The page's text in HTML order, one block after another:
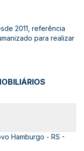
2011, referência
para realizar
Hamburgo - RS -